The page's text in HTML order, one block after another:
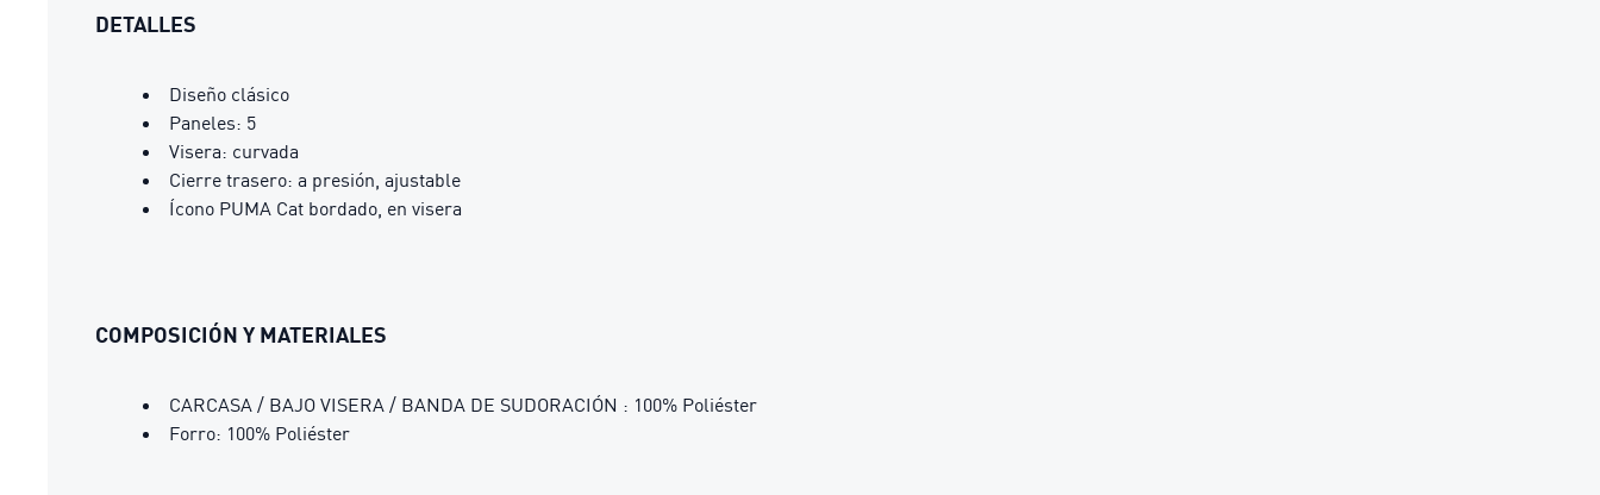
DETALLES
Diseño clásico
Paneles: 5
Visera: curvada
Cierre trasero: a presión, ajustable
Ícono PUMA Cat bordado, en visera
COMPOSICIÓN Y MATERIALES
CARCASA / BAJO VISERA / BANDA DE SUDORACIÓN : 100% Poliéster
Forro: 100% Poliéster